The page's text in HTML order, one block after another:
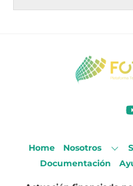
Home Nosotros
Documentación